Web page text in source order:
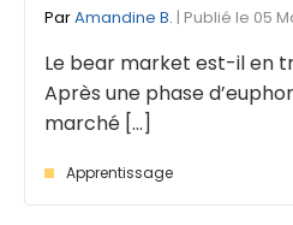
ParAmandine B. | Publié le 05
Le bear market est-il en
Après une phase
marché [...]
Apprentissage